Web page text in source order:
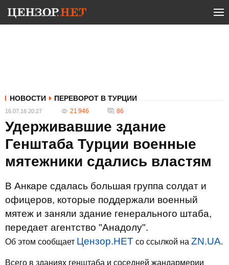
НОВОСТИ ПЕРЕВОРОТ В ТУРЦИИ
16.07.16 20:27 21 946 86
Удерживавшие здание
Генштаба Турции военные
мятежники сдались властям
В Анкаре сдалась большая группа солдат и
офицеров, которые поддержали военный
мятеж и заняли здание генерального штаба,
передает агентство "Анадолу".
Об этом сообщает Цензор.НЕТ со ссылкой на ZN.UA.
Всего в зданиях генштаба и соседней жандармерии